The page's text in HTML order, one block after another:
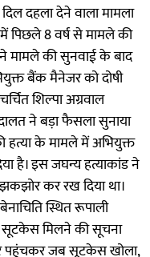
दहला देने वाला मामला
पिछले 8 वर्ष से मामले की
मामले की सुनवाई के बाद
बैंक मैनेजर को दोषी
शिल्पा अग्रवाल
ने बड़ा फैसला सुनाया
हत्या के मामले में अभियुक्त
है। इस जघन्य हत्याकांड ने
कर रख दिया था।
स्थित रूपाली
सूटकेस मिलने की सूचना
पहुंचकर जब सूटकेस खोला,